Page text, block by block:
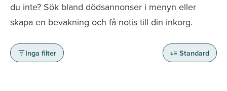
du inte? Sök bland dödsannonser i menyn eller
skapa en bevakning och få notis till din inkorg.
Inga filter Standard